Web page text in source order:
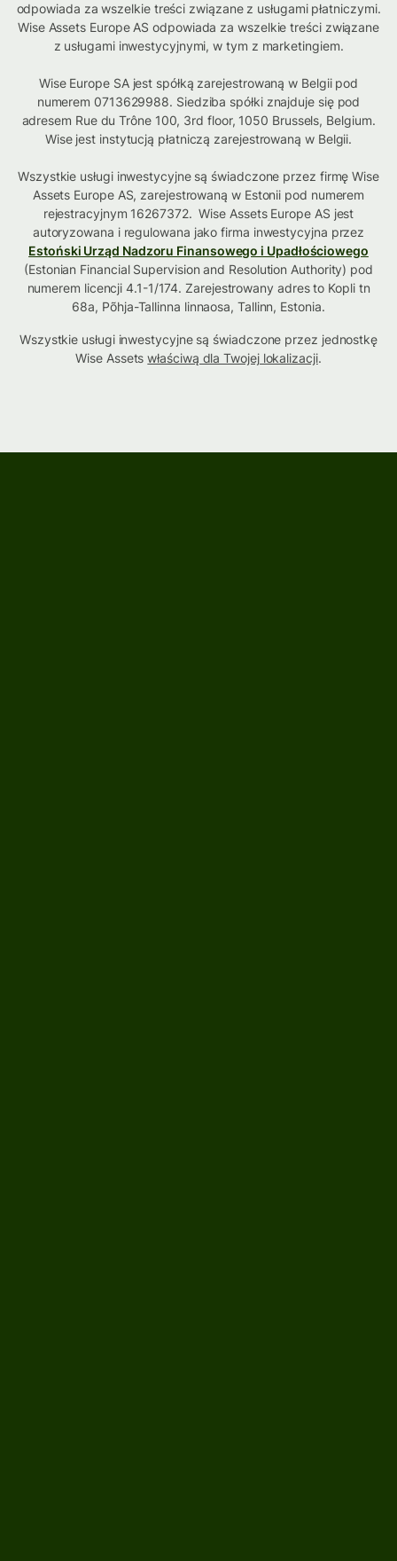
odpowiada za wszelkie treści związane z usługami płatniczymi.
Wise Assets Europe AS odpowiada za wszelkie treści związane
z usługami inwestycyjnymi, w tym z marketingiem.
Wise Europe SA jest spółką zarejestrowaną w Belgii pod
numerem 0713629988. Siedziba spółki znajduje się pod
adresem Rue du Trône 100, 3rd floor, 1050 Brussels, Belgium.
Wise jest instytucją płatniczą zarejestrowaną w Belgii.
Wszystkie usługi inwestycyjne są świadczone przez firmę Wise
Assets Europe AS, zarejestrowaną w Estonii pod numerem
rejestracyjnym 16267372. Wise Assets Europe AS jest
autoryzowana i regulowana jako firma inwestycyjna przez
Estoński Urząd Nadzoru Finansowego i Upadłościowego
(Estonian Financial Supervision and Resolution Authority) pod
numerem licencji 4.1-1/174. Zarejestrowany adres to Kopli tn
68a, Põhja-Tallinna linnaosa, Tallinn, Estonia.
Wszystkie usługi inwestycyjne są świadczone przez jednostkę
Wise Assetswłaściwą dla Twojej lokalizacji.